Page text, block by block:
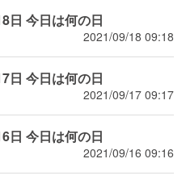
日 今日は何の日
2021/09/18 09:18
日 今日は何の日
2021/09/17 09:17
日 今日は何の日
2021/09/16 09:16